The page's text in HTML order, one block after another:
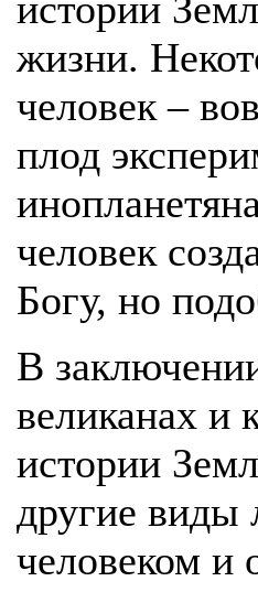
жизни.
человек –
плод
человек
Богу, но
В
великанах и
истории
другие виды
человеком и